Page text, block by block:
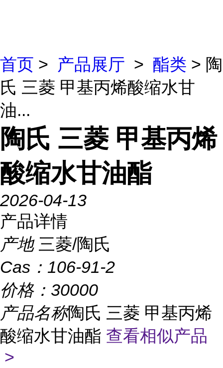
首页 > 产品展厅 > 酯类 > 陶
氏 三菱 甲基丙烯酸缩水甘
油...
陶氏 三菱 甲基丙烯
酸缩水甘油酯
2026-04-13
产品详情
产地 三菱/陶氏
Cas： 106-91-2
价格： 30000
产品名称陶氏 三菱 甲基丙烯
酸缩水甘油酯 查看相似产品
>